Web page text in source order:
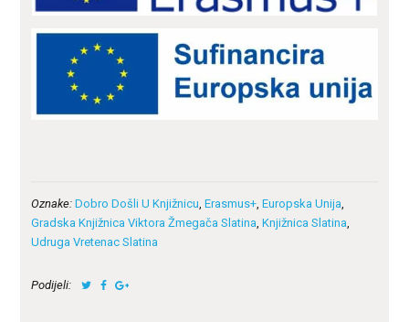
Oznake: Dobro Došli U Knjižnicu,Erasmus+,Europska Unija,
Gradska Knjižnica Viktora Žmegača Slatina,Knjižnica Slatina,
Udruga Vretenac Slatina
Podijeli: